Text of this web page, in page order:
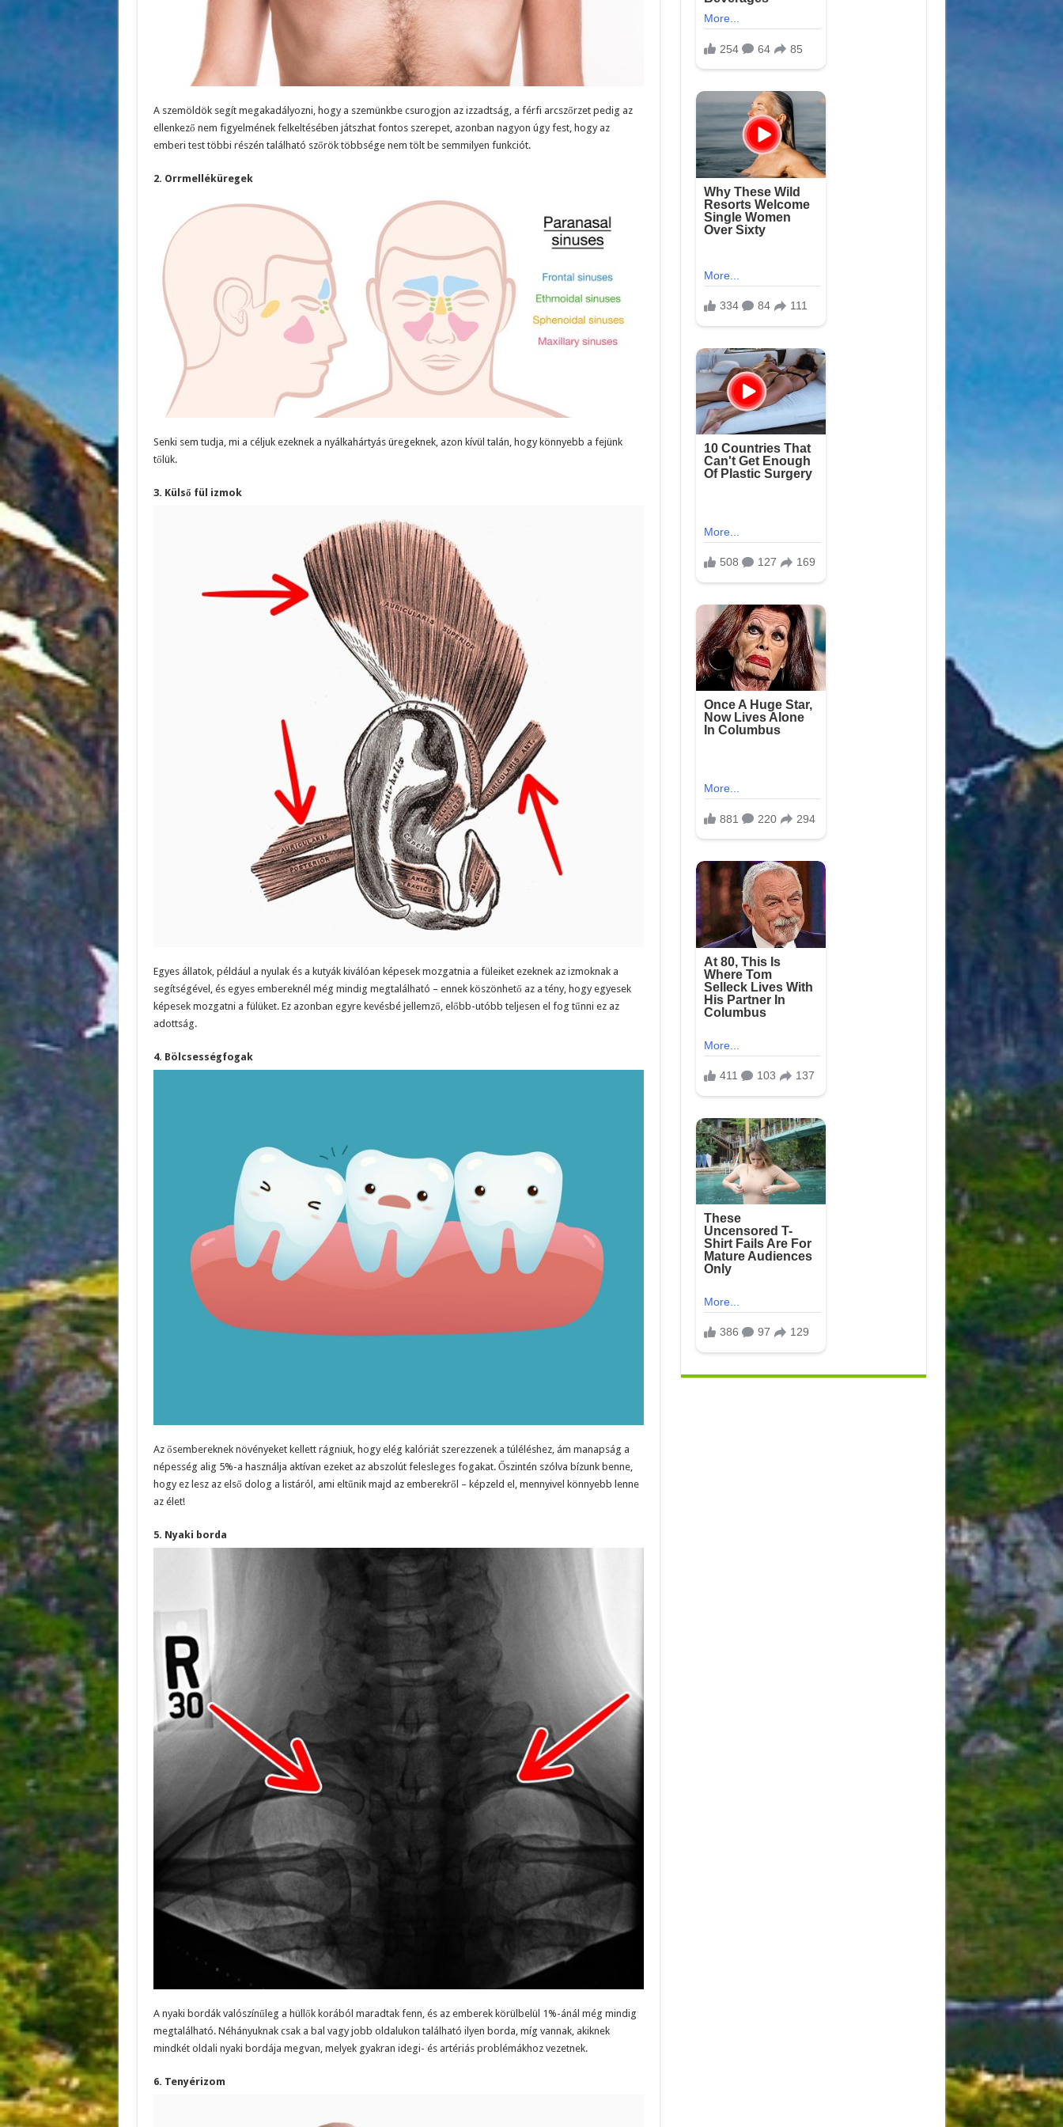
A szemöldök segít megakadályozni, hogy a szemünkbe csurogjon az izzadtság, a férfi arcszőrzet pedig az
ellenkező nem figyelmének felkeltésében játszhat fontos szerepet, azonban nagyon úgy fest, hogy az
emberi test többi részén található szőrök többsége nem tölt be semmilyen funkciót.
2. Orrmelléküregek
Senki sem tudja, mi a céljuk ezeknek a nyálkahártyás üregeknek, azon kívül talán, hogy könnyebb a fejünk
tőlük.
3. Külső fül izmok
Egyes állatok, például a nyulak és a kutyák kiválóan képesek mozgatnia a füleiket ezeknek az izmoknak a
segítségével, és egyes embereknél még mindig megtalálható – ennek köszönhető az a tény, hogy egyesek
képesek mozgatni a fülüket. Ez azonban egyre kevésbé jellemző, előbb-utóbb teljesen el fog tűnni ez az
adottság.
4. Bölcsességfogak
Az ősembereknek növényeket kellett rágniuk, hogy elég kalóriát szerezzenek a túléléshez, ám manapság a
népesség alig 5%-a használja aktívan ezeket az abszolút felesleges fogakat. Őszintén szólva bízunk benne,
hogy ez lesz az első dolog a listáról, ami eltűnik majd az emberekről – képzeld el, mennyivel könnyebb lenne
az élet!
5. Nyaki borda
A nyaki bordák valószínűleg a hüllők korából maradtak fenn, és az emberek körülbelül 1%-ánál még mindig
megtalálható. Néhányuknak csak a bal vagy jobb oldalukon található ilyen borda, míg vannak, akiknek
mindkét oldali nyaki bordája megvan, melyek gyakran idegi- és artériás problémákhoz vezetnek.
6. Tenyérizom